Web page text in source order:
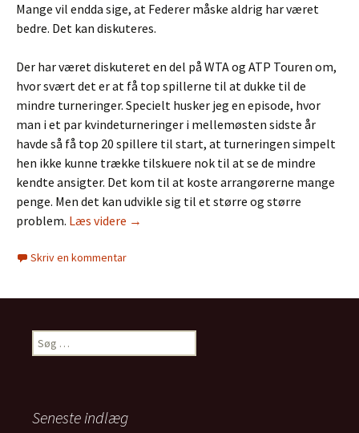
Mange vil endda sige, at Federer måske aldrig har været
bedre. Det kan diskuteres.
Der har været diskuteret en del på WTA og ATP Touren om,
hvor svært det er at få top spillerne til at dukke til de
mindre turneringer. Specielt husker jeg en episode, hvor
man i et par kvindeturneringer i mellemøsten sidste år
havde så få top 20 spillere til start, at turneringen simpelt
hen ikke kunne trække tilskuere nok til at se de mindre
kendte ansigter. Det kom til at koste arrangørerne mange
penge. Men det kan udvikle sig til et større og større
problem. Læs videre Federer og Serena. Skaber de gamle
→
Skriv en kommentar
ø
t
Seneste indlæg